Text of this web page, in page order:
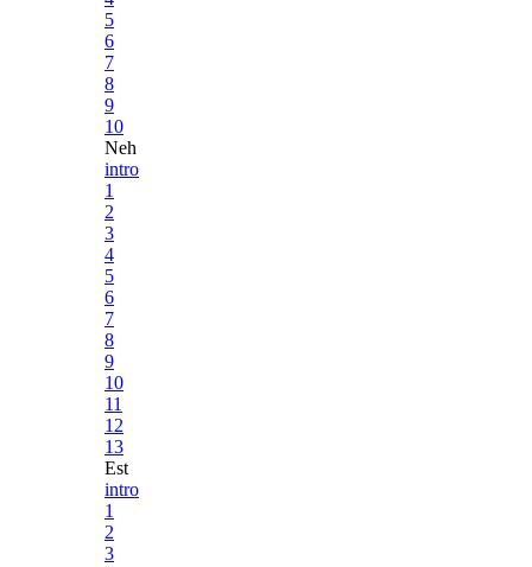
5
6
7
8
9
10
Neh
intro
1
2
3
4
5
6
7
8
9
10
11
12
13
Est
intro
1
2
3